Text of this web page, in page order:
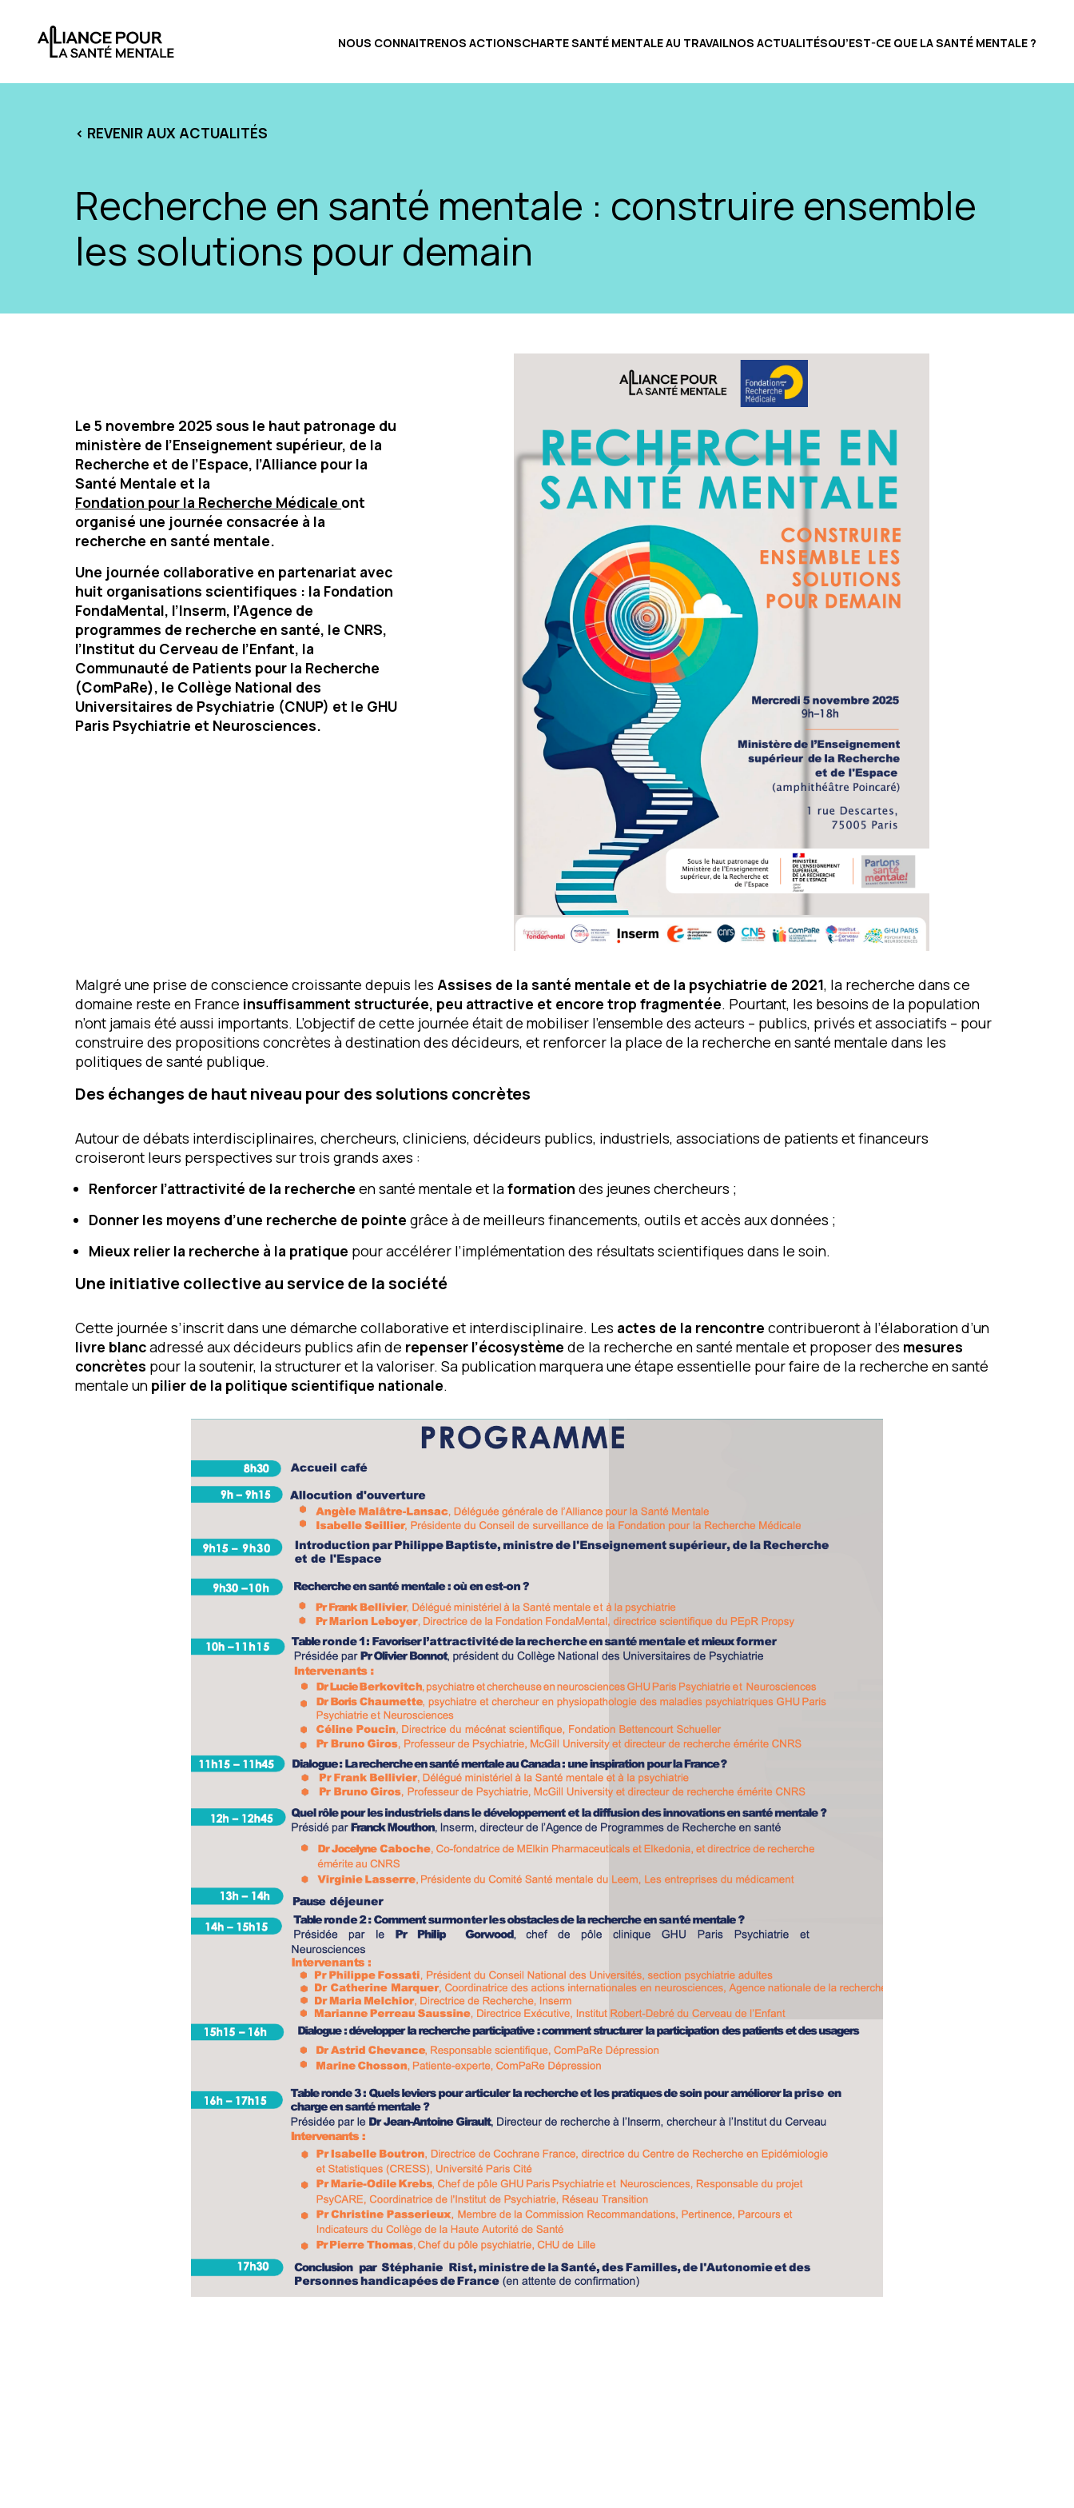
NOUS CONNAITRENOS ACTIONSCHARTE SANTÉ MENTALE AU TRAVAILNOS ACTUALITÉSQU’EST-CE QUE LA SANTÉ MENTALE ?
< REVENIR AUX ACTUALITÉS
Recherche en santé mentale : construire ensemble
les solutions pour demain
Le 5 novembre 2025 sous le haut patronage du
ministère de l’Enseignement supérieur, de la
Recherche et de l’Espace, l’Alliance pour la
Santé Mentale et la
Fondation pour la Recherche Médicale ont
organisé une journée consacrée à la
recherche en santé mentale.
Une journée collaborative en partenariat avec
huit organisations scientifiques : la Fondation
FondaMental, l’Inserm, l’Agence de
programmes de recherche en santé, le CNRS,
l’Institut du Cerveau de l’Enfant, la
Communauté de Patients pour la Recherche
(ComPaRe), le Collège National des
Universitaires de Psychiatrie (CNUP) et le GHU
Paris Psychiatrie et Neurosciences.
Malgré une prise de conscience croissante depuis les Assises de la santé mentale et de la psychiatrie de 2021, la recherche dans ce
domaine reste en France insuffisamment structurée, peu attractive et encore trop fragmentée. Pourtant, les besoins de la population
n’ont jamais été aussi importants. L’objectif de cette journée était de mobiliser l’ensemble des acteurs – publics, privés et associatifs – pour
construire des propositions concrètes à destination des décideurs, et renforcer la place de la recherche en santé mentale dans les
politiques de santé publique.
Des échanges de haut niveau pour des solutions concrètes
Autour de débats interdisciplinaires, chercheurs, cliniciens, décideurs publics, industriels, associations de patients et financeurs
croiseront leurs perspectives sur trois grands axes :
Renforcer l’attractivité de la rechercheen santé mentale et laformationdes jeunes chercheurs ;
Donner les moyens d’une recherche de pointe grâce à de meilleurs financements, outils et accès aux données ;
Mieux relier la recherche à la pratique pour accélérer l’implémentation des résultats scientifiques dans le soin.
Une initiative collective au service de la société
Cette journée s’inscrit dans une démarche collaborative et interdisciplinaire. Les actes de la rencontre contribueront à l’élaboration d’un
livre blancadressé aux décideurs publics afin de repenser l’écosystème de la recherche en santé mentale et proposer des mesures
concrètes pour la soutenir, la structurer et la valoriser. Sa publication marquera une étape essentielle pour faire de la recherche en santé
mentale un pilier de la politique scientifique nationale.